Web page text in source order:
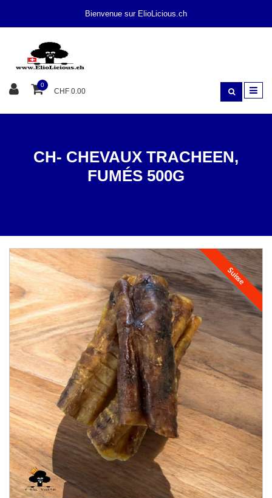
Bienvenue sur ElioLicious.ch
0
CHF 0.00
CH- CHEVAUX TRACHEEN,
FUMÉS 500G
Suisse